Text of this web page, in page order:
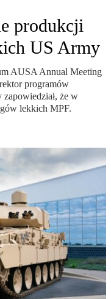
produkcji
US Army
AUSA Annual Meeting
programów
że w
lekkich MPF.